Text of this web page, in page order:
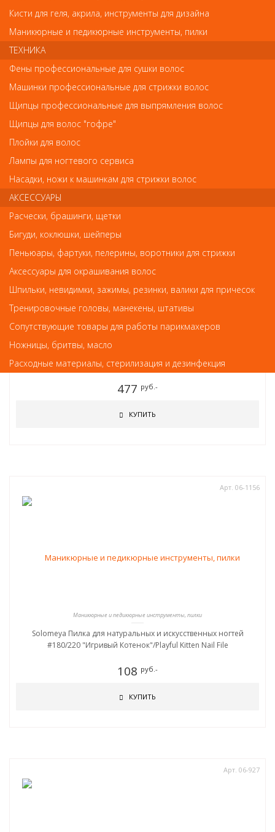
Обратите внимание
Внешний вид товара «CN-06-T(6мм) LJ Metzger Кусачки
кутикульные Cobalt» может отличаться от фотографий на сайте.
товара с фотографиями и описанием на сайте не является
показателем ненадлежащего качества товара.
Так же советуем посмотреть
Арт. PNEC-306-D
Маникюрные и педикюрные инструменты, пилки
Кусачки для кутикулы Scharfen Edge PNEC-306-D (9 мм)-LJ (матовые)
477 руб.-
КУПИТЬ
Арт. 06-1156
Маникюрные и педикюрные инструменты, пилки
Solomeya Пилка для натуральных и искусственных ногтей
#180/220 "Игривый Котенок"/Playful Kitten Nail File
108 руб.-
КУПИТЬ
Арт. 06-927
Кисти для геля, акрила, инструменты для дизайна
Маникюрные и педикюрные инструменты, пилки
ТЕХНИКА
Фены профессиональные для сушки волос
Машинки профессиональные для стрижки волос
Щипцы профессиональные для выпрямления волос
Щипцы для волос "гофре"
Плойки для волос
Лампы для ногтевого сервиса
Насадки, ножи к машинкам для стрижки волос
АКСЕССУАРЫ
Расчески, брашинги, щетки
Бигуди, коклюшки, шейперы
Пеньюары, фартуки, пелерины, воротники для стрижки
Аксессуары для окрашивания волос
Шпильки, невидимки, зажимы, резинки, валики для причесок
Тренировочные головы, манекены, штативы
Сопутствующие товары для работы парикмахеров
Ножницы, бритвы, масло
Расходные материалы, стерилизация и дезинфекция